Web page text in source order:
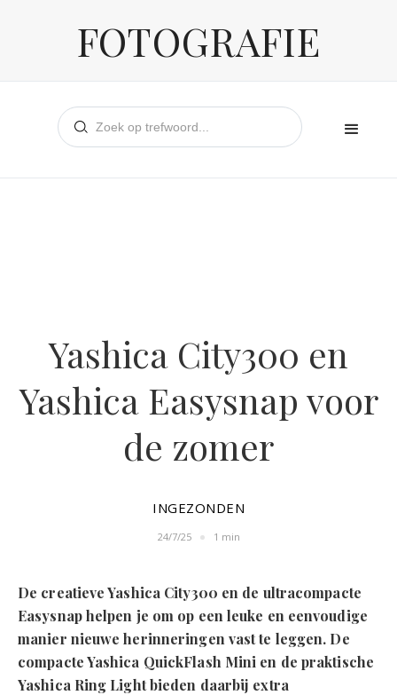
FOTOGRAFIE
Yashica City300 en
Yashica Easysnap voor
de zomer
INGEZONDEN
24/7/25 1 min
De creatieve Yashica City300 en de ultracompacte
Easysnap helpen je om op een leuke en eenvoudige
manier nieuwe herinneringen vast te leggen. De
compacte Yashica QuickFlash Mini en de praktische
Yashica Ring Light bieden daarbij extra